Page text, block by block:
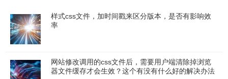
样式css文件，加时间戳来区分版本，是否有影响效
率
网站修改调用的css文件后，需要用户端清除掉浏览
器文件缓存才会生效？这个有没有什么好的解决办法